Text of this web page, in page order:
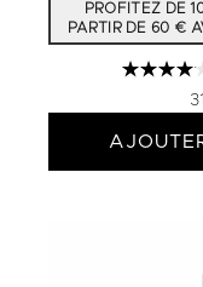
PROFITEZ DE
PARTIR DE 60 €